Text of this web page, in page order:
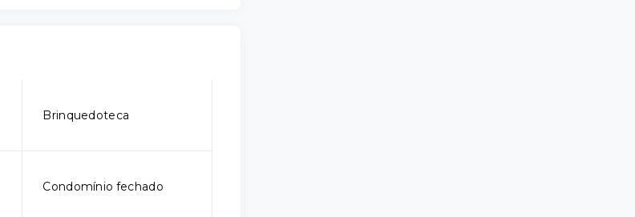
Brinquedoteca
Condomínio fechado